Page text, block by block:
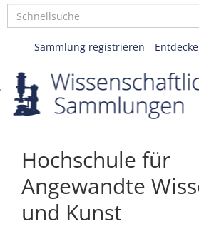
Sammlung registrieren
Hochschule für
Angewandte
und Kunst